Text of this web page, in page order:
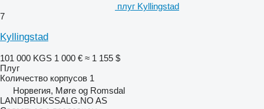
плуг Kyllingstad
7
Kyllingstad
101 000 KGS 1 000 € ≈ 1 155 $
Плуг
Количество корпусов 1
Норвегия, Møre og Romsdal
LANDBRUKSSALG.NO AS